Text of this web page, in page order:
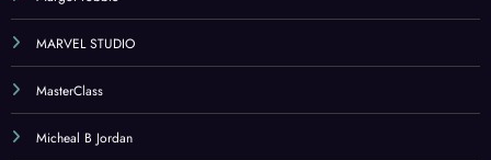
MARVEL STUDIO
MasterClass
Micheal B Jordan